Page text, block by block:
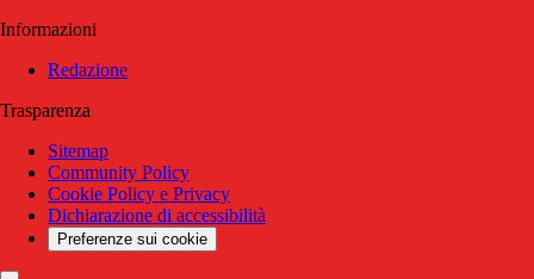
Informazioni
Redazione
Trasparenza
Sitemap
Community Policy
Cookie Policy e Privacy
Dichiarazione di accessibilità
Preferenze sui cookie